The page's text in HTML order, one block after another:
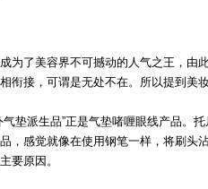
为了美容界不可撼动的人气之王，由
衔接，可谓是无处不在。所以提到美妆
垫派生品”正是气垫啫喱眼线产品。
，感觉就像在使用钢笔一样，将刷头
要原因。